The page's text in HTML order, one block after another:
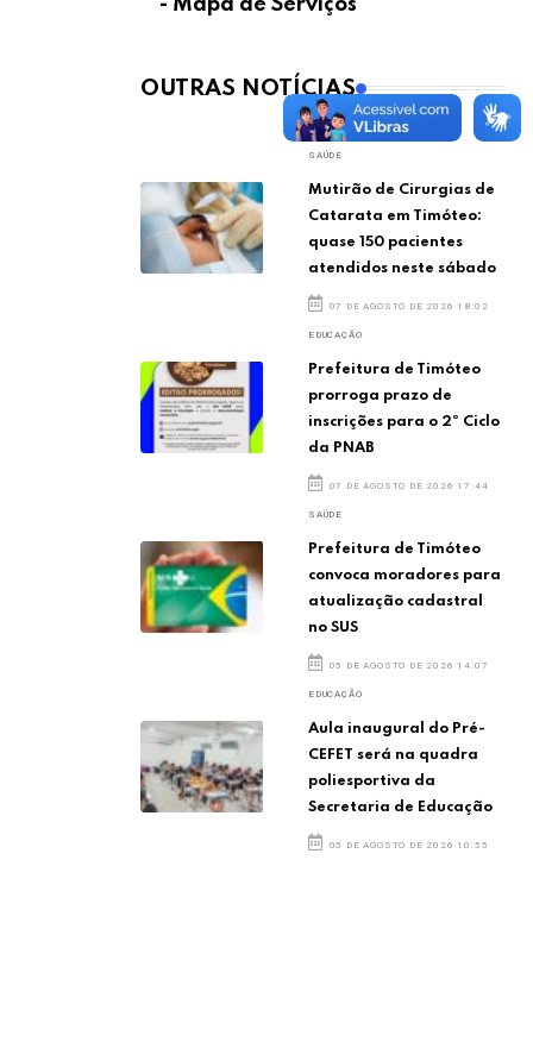
OUTRAS NOTÍCIAS
SAÚDE
Mutirão de Cirurgias de
Catarata em Timóteo:
quase 150 pacientes
atendidos neste sábado
07 DE AGOSTO DE 2026 18:02
EDUCAÇÃO
Prefeitura de Timóteo
prorroga prazo de
inscrições para o 2º Ciclo
da PNAB
07 DE AGOSTO DE 2026 17:44
SAÚDE
Prefeitura de Timóteo
convoca moradores para
atualização cadastral
no SUS
05 DE AGOSTO DE 2026 14:07
EDUCAÇÃO
Aula inaugural do Pré-
CEFET será na quadra
poliesportiva da
Secretaria de Educação
05 DE AGOSTO DE 2026 10:55